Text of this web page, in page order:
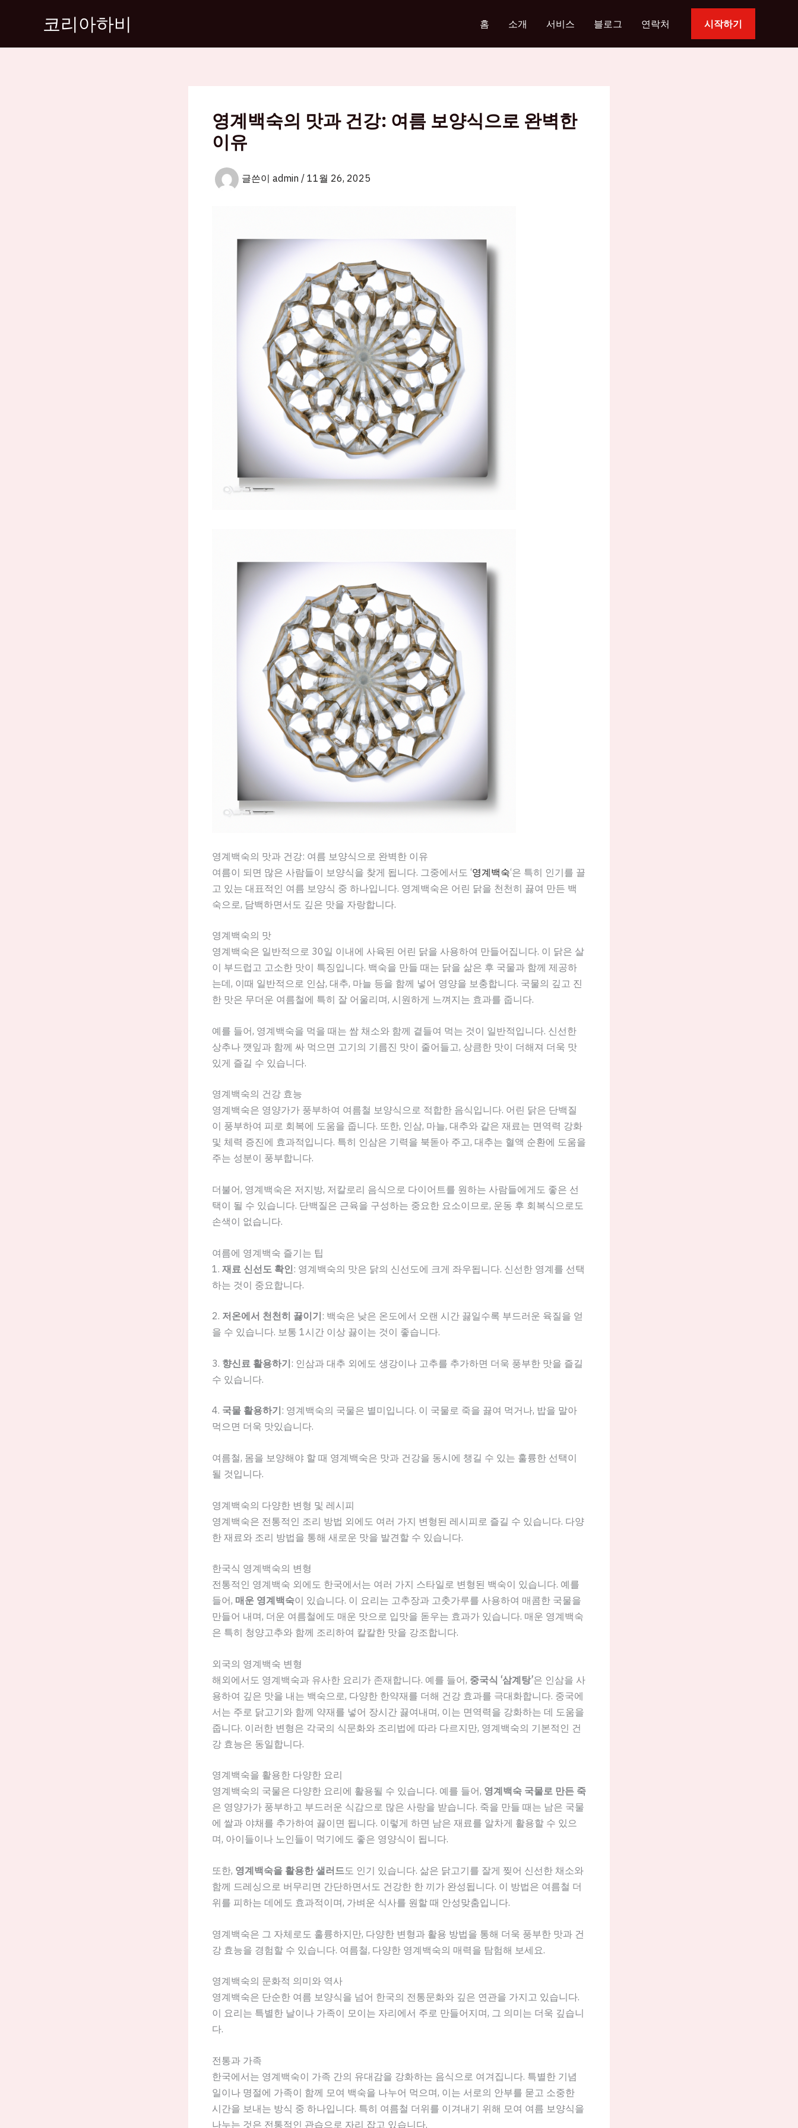
코리아하비 홈 소개 서비스 블로그 연락처 시작하기
영계백숙의 맛과 건강: 여름 보양식으로 완벽한
이유
글쓴이 admin / 11월 26, 2025
영계백숙의 맛과 건강: 여름 보양식으로 완벽한 이유
여름이 되면 많은 사람들이 보양식을 찾게 됩니다. 그중에서도 ‘영계백숙‘은 특히 인기를 끌
고 있는 대표적인 여름 보양식 중 하나입니다. 영계백숙은 어린 닭을 천천히 끓여 만든 백
숙으로, 담백하면서도 깊은 맛을 자랑합니다.
영계백숙의 맛
영계백숙은 일반적으로 30일 이내에 사육된 어린 닭을 사용하여 만들어집니다. 이 닭은 살
이 부드럽고 고소한 맛이 특징입니다. 백숙을 만들 때는 닭을 삶은 후 국물과 함께 제공하
는데, 이때 일반적으로 인삼, 대추, 마늘 등을 함께 넣어 영양을 보충합니다. 국물의 깊고 진
한 맛은 무더운 여름철에 특히 잘 어울리며, 시원하게 느껴지는 효과를 줍니다.
예를 들어, 영계백숙을 먹을 때는 쌈 채소와 함께 곁들여 먹는 것이 일반적입니다. 신선한
상추나 깻잎과 함께 싸 먹으면 고기의 기름진 맛이 줄어들고, 상큼한 맛이 더해져 더욱 맛
있게 즐길 수 있습니다.
영계백숙의 건강 효능
영계백숙은 영양가가 풍부하여 여름철 보양식으로 적합한 음식입니다. 어린 닭은 단백질
이 풍부하여 피로 회복에 도움을 줍니다. 또한, 인삼, 마늘, 대추와 같은 재료는 면역력 강화
및 체력 증진에 효과적입니다. 특히 인삼은 기력을 북돋아 주고, 대추는 혈액 순환에 도움을
주는 성분이 풍부합니다.
더불어, 영계백숙은 저지방, 저칼로리 음식으로 다이어트를 원하는 사람들에게도 좋은 선
택이 될 수 있습니다. 단백질은 근육을 구성하는 중요한 요소이므로, 운동 후 회복식으로도
손색이 없습니다.
여름에 영계백숙 즐기는 팁
1. 재료 신선도 확인: 영계백숙의 맛은 닭의 신선도에 크게 좌우됩니다. 신선한 영계를 선택
하는 것이 중요합니다.
2. 저온에서 천천히 끓이기: 백숙은 낮은 온도에서 오랜 시간 끓일수록 부드러운 육질을 얻
을 수 있습니다. 보통 1시간 이상 끓이는 것이 좋습니다.
3. 향신료 활용하기: 인삼과 대추 외에도 생강이나 고추를 추가하면 더욱 풍부한 맛을 즐길
수 있습니다.
4. 국물 활용하기: 영계백숙의 국물은 별미입니다. 이 국물로 죽을 끓여 먹거나, 밥을 말아
먹으면 더욱 맛있습니다.
여름철, 몸을 보양해야 할 때 영계백숙은 맛과 건강을 동시에 챙길 수 있는 훌륭한 선택이
될 것입니다.
영계백숙의 다양한 변형 및 레시피
영계백숙은 전통적인 조리 방법 외에도 여러 가지 변형된 레시피로 즐길 수 있습니다. 다양
한 재료와 조리 방법을 통해 새로운 맛을 발견할 수 있습니다.
한국식 영계백숙의 변형
전통적인 영계백숙 외에도 한국에서는 여러 가지 스타일로 변형된 백숙이 있습니다. 예를
들어, 매운 영계백숙이 있습니다. 이 요리는 고추장과 고춧가루를 사용하여 매콤한 국물을
만들어 내며, 더운 여름철에도 매운 맛으로 입맛을 돋우는 효과가 있습니다. 매운 영계백숙
은 특히 청양고추와 함께 조리하여 칼칼한 맛을 강조합니다.
외국의 영계백숙 변형
해외에서도 영계백숙과 유사한 요리가 존재합니다. 예를 들어, 중국식 ‘삼계탕’은 인삼을 사
용하여 깊은 맛을 내는 백숙으로, 다양한 한약재를 더해 건강 효과를 극대화합니다. 중국에
서는 주로 닭고기와 함께 약재를 넣어 장시간 끓여내며, 이는 면역력을 강화하는 데 도움을
줍니다. 이러한 변형은 각국의 식문화와 조리법에 따라 다르지만, 영계백숙의 기본적인 건
강 효능은 동일합니다.
영계백숙을 활용한 다양한 요리
영계백숙의 국물은 다양한 요리에 활용될 수 있습니다. 예를 들어, 영계백숙 국물로 만든 죽
은 영양가가 풍부하고 부드러운 식감으로 많은 사랑을 받습니다. 죽을 만들 때는 남은 국물
에 쌀과 야채를 추가하여 끓이면 됩니다. 이렇게 하면 남은 재료를 알차게 활용할 수 있으
며, 아이들이나 노인들이 먹기에도 좋은 영양식이 됩니다.
또한, 영계백숙을 활용한 샐러드도 인기 있습니다. 삶은 닭고기를 잘게 찢어 신선한 채소와
함께 드레싱으로 버무리면 간단하면서도 건강한 한 끼가 완성됩니다. 이 방법은 여름철 더
위를 피하는 데에도 효과적이며, 가벼운 식사를 원할 때 안성맞춤입니다.
영계백숙은 그 자체로도 훌륭하지만, 다양한 변형과 활용 방법을 통해 더욱 풍부한 맛과 건
강 효능을 경험할 수 있습니다. 여름철, 다양한 영계백숙의 매력을 탐험해 보세요.
영계백숙의 문화적 의미와 역사
영계백숙은 단순한 여름 보양식을 넘어 한국의 전통문화와 깊은 연관을 가지고 있습니다.
이 요리는 특별한 날이나 가족이 모이는 자리에서 주로 만들어지며, 그 의미는 더욱 깊습니
다.
전통과 가족
한국에서는 영계백숙이 가족 간의 유대감을 강화하는 음식으로 여겨집니다. 특별한 기념
일이나 명절에 가족이 함께 모여 백숙을 나누어 먹으며, 이는 서로의 안부를 묻고 소중한
시간을 보내는 방식 중 하나입니다. 특히 여름철 더위를 이겨내기 위해 모여 여름 보양식을
나누는 것은 전통적인 관습으로 자리 잡고 있습니다.